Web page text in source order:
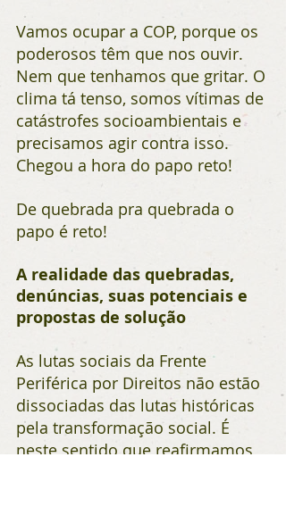
Vamos ocupar a COP, porque os
poderosos têm que nos ouvir.
Nem que tenhamos que gritar. O
clima tá tenso, somos vítimas de
catástrofes socioambientais e
precisamos agir contra isso.
Chegou a hora do papo reto!
De quebrada pra quebrada o
papo é reto!
A realidade das quebradas,
denúncias, suas potenciais e
propostas de solução
As lutas sociais da Frente
Periférica por Direitos não estão
dissociadas das lutas históricas
pela transformação social. É
neste sentido que reafirmamos